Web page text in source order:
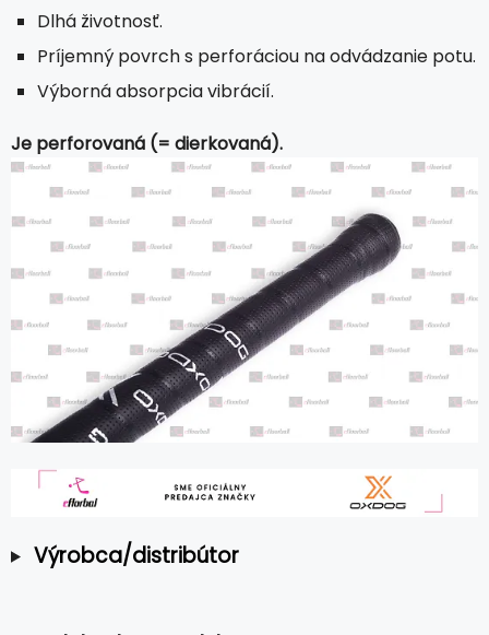
Dlhá životnosť.
Príjemný povrch s perforáciou na odvádzanie potu.
Výborná absorpcia vibrácií.
Je perforovaná (= dierkovaná).
Výrobca/distribútor